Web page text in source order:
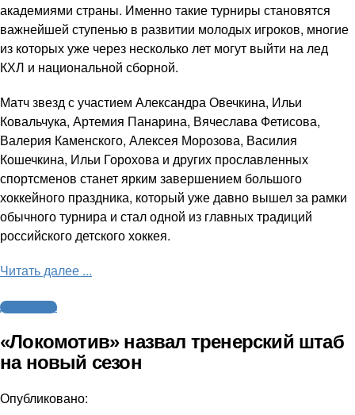
академиями страны. Именно такие турниры становятся
важнейшей ступенью в развитии молодых игроков, многие
из которых уже через несколько лет могут выйти на лед
КХЛ и национальной сборной.
Матч звезд с участием Александра Овечкина, Ильи
Ковальчука, Артемия Панарина, Вячеслава Фетисова,
Валерия Каменского, Алексея Морозова, Василия
Кошечкина, Ильи Горохова и других прославленных
спортсменов станет ярким завершением большого
хоккейного праздника, который уже давно вышел за рамки
обычного турнира и стал одной из главных традиций
российского детского хоккея.
Читать далее ...
Другие виды
«Локомотив» назвал тренерский штаб
на новый сезон
Опубликовано: